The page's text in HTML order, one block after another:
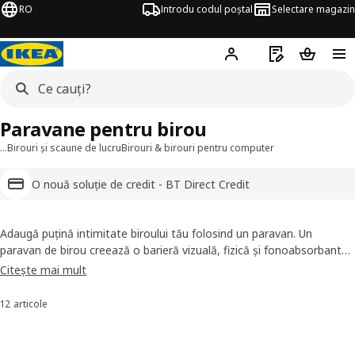
RO Introdu codul poștal Selectare magazin
Hej! Autentifică-te
Listă deCoșul de
…Birouri și scaune de lucruBirouri & birouri pentru computer
O nouă soluție de credit - BT Direct Credit
Paravane pentru birou
Adaugă puțină intimitate biroului tău folosind un paravan. Un
paravan de birou creează o barieră vizuală, fizică și fonoabsorbantă,
care conferă un aspect îngrijit zonei tale retrase de lucru și locului de
acasă și la birou.
Citește mai mult
Sortează și filtrează
12 articole